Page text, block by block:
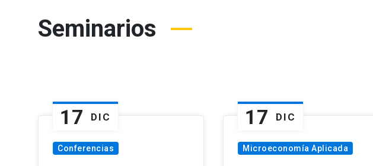
Seminarios
17 DIC
Conferencias
17 DIC
Microeconomía Aplicada